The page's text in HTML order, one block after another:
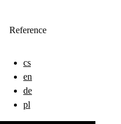
Reference
cs
en
de
pl